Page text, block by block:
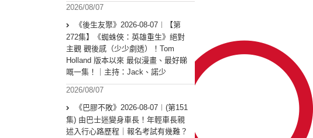
2026/08/07
《後生友聚》2026-08-07︱【第
272集】《蜘蛛俠：英雄重生》絕對
主觀 觀後感（少少劇透）！Tom
Holland 版本以來 最似漫畫、最好睇
嘅一集！｜主持：Jack、諾少
2026/08/07
《巴膠不敗》2026-08-07︱(第151
集) 由巴士迷變身車長！年輕車長親
述入行心路歷程｜報名考試有幾難？